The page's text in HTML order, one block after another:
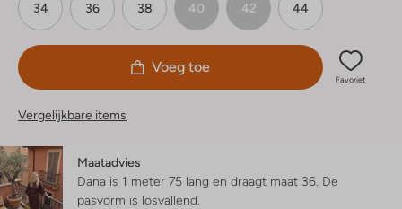
34 36 38 40 42 44
Voeg toe
Favoriet
Vergelijkbare items
Maatadvies
Dana is 1 meter 75 lang en draagt maat 36. De
pasvorm is losvallend